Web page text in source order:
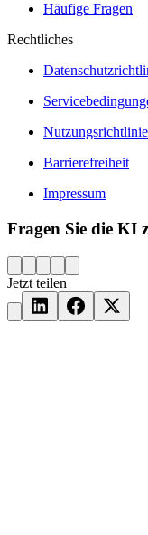
Häufige Fragen
Rechtliches
Nutzungsrichtlinie
Barrierefreiheit
Impressum
Fragen Sie die KI
Jetzt teilen